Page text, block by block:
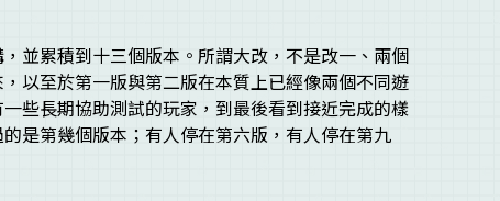
並累積到十三個版本。所謂大改，不是改一、兩個
以至於第一版與第二版在本質上已經像兩個不同遊
些長期協助測試的玩家，到最後看到接近完成的樣
是第幾個版本；有人停在第六版，有人停在第九